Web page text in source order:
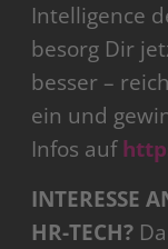
Intelligence
besorg Dir
besser –
ein und
Infos auf
INTERESSE
HR-TECH?